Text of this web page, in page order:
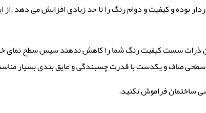
بوده و کیفیت و دوام رنگ را تا حد زیادی افزایش می دهد .از
این ذرات سست کیفیت رنگ شما را کاهش ندهند سپس سطح نمای
صاف و یکدست با قدرت چسبندگی و عایق بندی بسیار
ساختمان فراموش نکنید.